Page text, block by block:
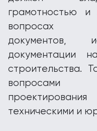
грамотностью
вопросах
документов,
документации
строительства.
вопросами
техническими и